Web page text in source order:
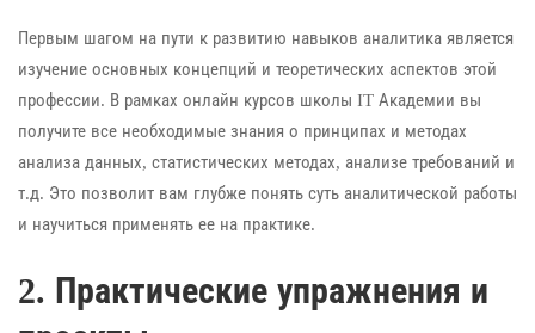
Первым шагом на пути к развитию навыков аналитика является
изучение основных концепций и теоретических аспектов этой
профессии. В рамках онлайн курсов школы IT Академии вы
получите все необходимые знания о принципах и методах
анализа данных, статистических методах, анализе требований и
т.д. Это позволит вам глубже понять суть аналитической работы
и научиться применять ее на практике.
2. Практические упражнения и